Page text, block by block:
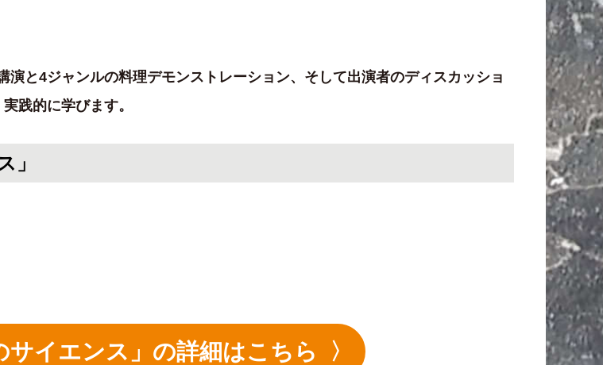
と4ジャンルの料理デモンストレーション、そして出演者のディスカッショ
践的に学びます。
」
イエンス」の詳細はこちら